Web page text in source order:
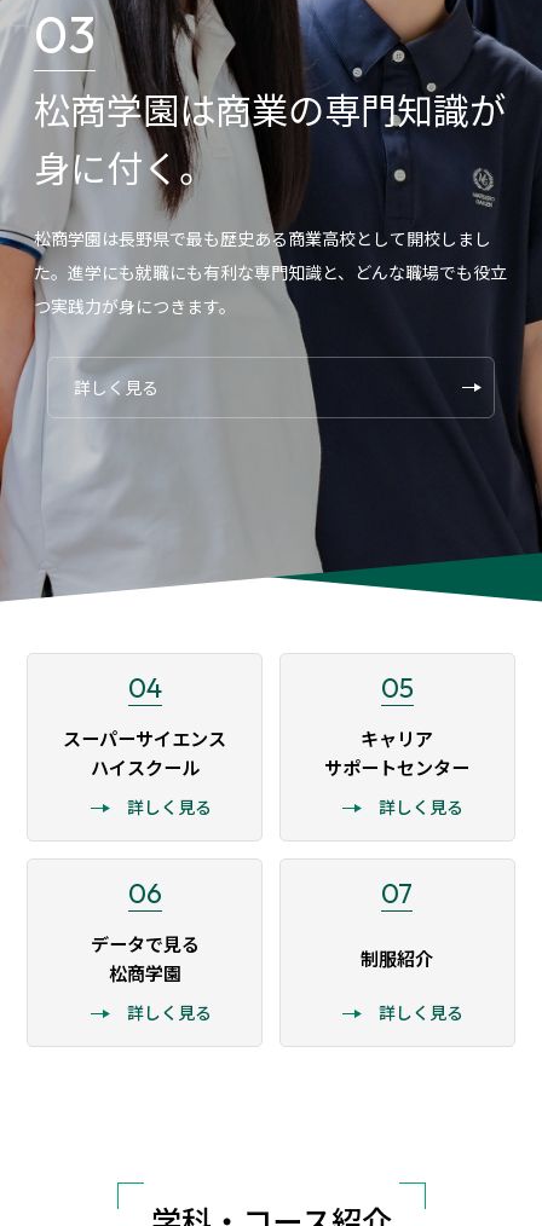
03
松商学園は商業の専門知識が
身に付く。
松商学園は長野県で最も歴史ある商業高校として開校しまし
た。進学にも就職にも有利な専門知識と、どんな職場でも役立
つ実践力が身につきます。
詳しく見る
04
スーパーサイエンス
ハイスクール
詳しく見る
05
キャリア
サポートセンター
詳しく見る
06
データで見る
松商学園
詳しく見る
07
制服紹介
詳しく見る